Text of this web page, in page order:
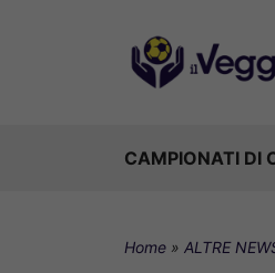
CAMPIONATI DI
Home » ALTRE